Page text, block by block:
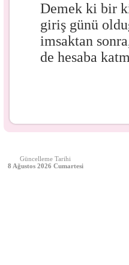
Demek ki bir
giriş günü
imsaktan
de hesaba
Güncelleme Tarihi
8 Ağustos 2026 Cumartesi